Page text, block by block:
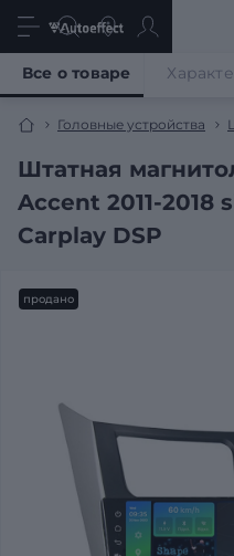
Головные устройства
Штатная
Accent 2011-2018
Carplay DSP
Все о товаре
продано